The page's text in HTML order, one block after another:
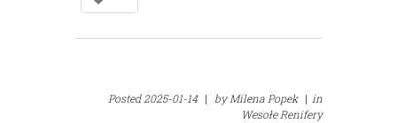
Posted2025-01-14 | byMilena Popek | in
Wesołe Renifery